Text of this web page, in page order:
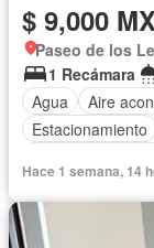
$ 9,000
Paseo de los
1 Recámara
Agua
Aire
Estacionamiento
Hace 1 semana, 14